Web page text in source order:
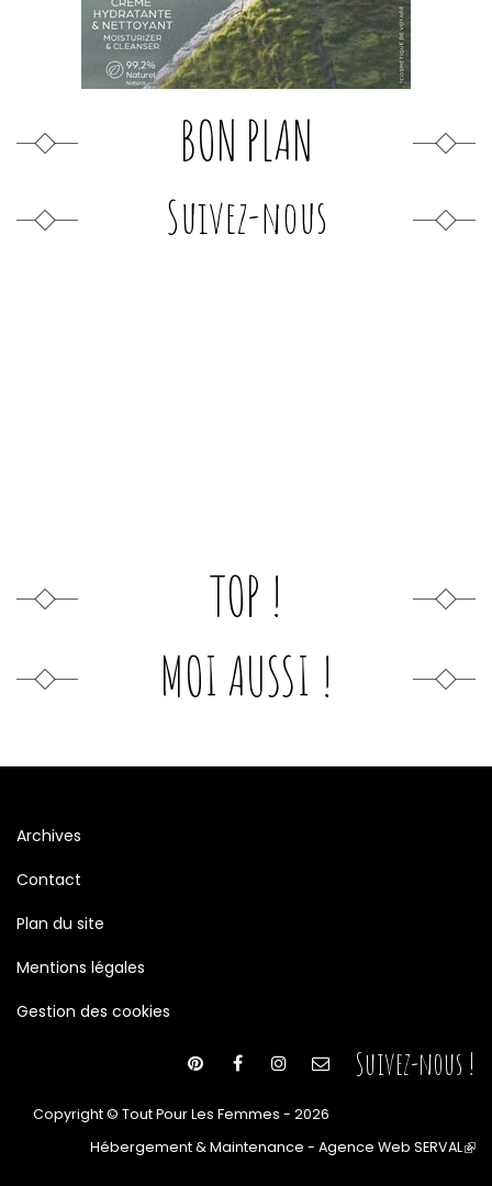
BON PLAN
Suivez-nous
TOP !
MOI AUSSI !
Archives
Contact
Plan du site
Mentions légales
Gestion des cookies
Suivez-nous !
Copyright © Tout Pour Les Femmes - 2026
Hébergement & Maintenance - Agence Web SERVAL(le